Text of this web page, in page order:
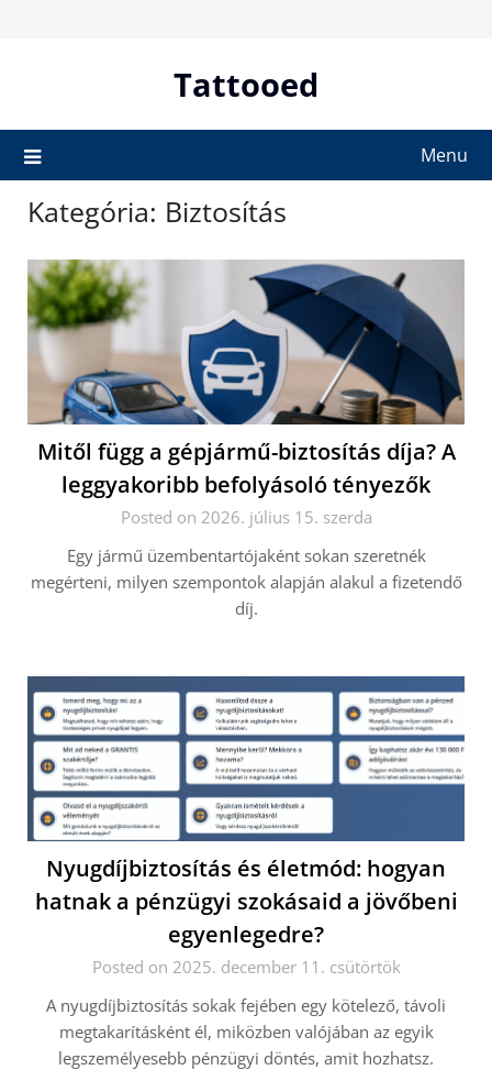
Tattooed
Menu
Kategória: Biztosítás
Mitől függ a gépjármű-biztosítás díja? A
leggyakoribb befolyásoló tényezők
Posted on 2026. július 15. szerda
Egy jármű üzembentartójaként sokan szeretnék
megérteni, milyen szempontok alapján alakul a fizetendő
díj.
Nyugdíjbiztosítás és életmód: hogyan
hatnak a pénzügyi szokásaid a jövőbeni
egyenlegedre?
Posted on 2025. december 11. csütörtök
A nyugdíjbiztosítás sokak fejében egy kötelező, távoli
megtakarításként él, miközben valójában az egyik
legszemélyesebb pénzügyi döntés, amit hozhatsz.